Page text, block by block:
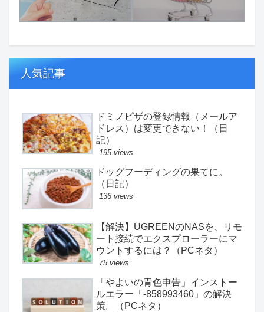
人気記事
ドミノピザの登録情報（メールア
ドレス）は変更できない！（日
記）
195 views
ドッグフーディングの果てに。
（日記）
136 views
【解決】UGREENのNASを、リモ
ート接続でエクスプローラーにマ
ウントするには？（PCネタ）
75 views
「やよいの青色申告」インストー
ルエラー「-858993460」の解決
策。（PCネタ）